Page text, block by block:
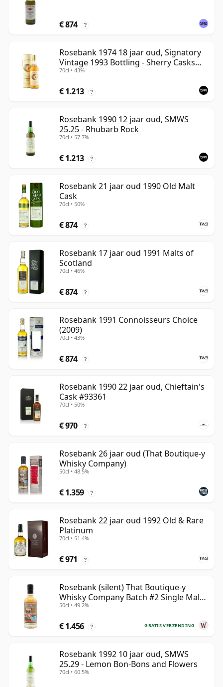
€ 874 ?
Rosebank 1974 18 jaar oud, Signatory
Vintage 1993 Bottling - Sherry Casks
#5047-5049
70cl • 43%
€ 1.213 ?
Rosebank 1990 12 jaar oud, SMWS
25.25 - Rhubarb Rock
70cl • 57.7%
€ 1.213 ?
Rosebank 21 jaar oud 1990 Old Malt
Cask
70cl • 50%
€ 874 ?
Rosebank 17 jaar oud 1991 Malts of
Scotland
70cl • 46%
€ 874 ?
Rosebank 1991 Connoisseurs Choice
(2009)
70cl • 43%
€ 874 ?
Rosebank 1990 22 jaar oud, Chieftain's
Cask #93361
70cl • 50%
€ 970 ?
Rosebank 26 jaar oud (That Boutique-y
Whisky Company)
50cl • 48.5%
€ 1.359 ?
Rosebank 22 jaar oud 1992 Old & Rare
Platinum
70cl • 51.4%
€ 971 ?
Rosebank (silent) That Boutique-y
Whisky Company Batch #2 Single Mal
28 jaar oud
50cl • 49.2%
GRATIS VERZENDING
€ 1.456 ?
Rosebank 1992 10 jaar oud, SMWS
25.29 - Lemon Bon-Bons and Flowers
70cl • 60.5%